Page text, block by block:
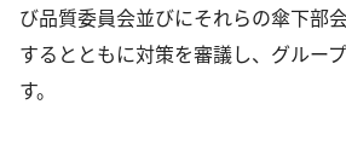
び品質委員会並びにそれらの傘下部
するとともに対策を審議し、グルー
す。